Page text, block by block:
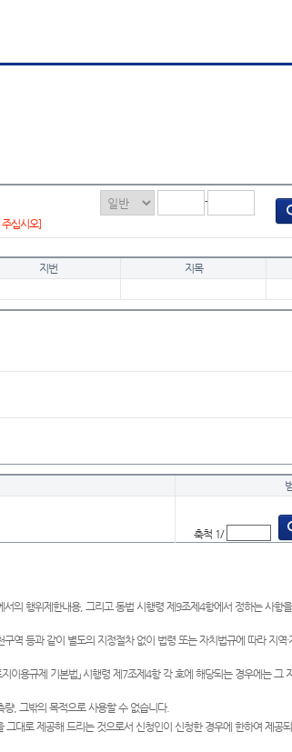
-
십시오]
지번 지목
축척 1/
서의 행위제한내용, 그리고 동법 시행령 제9조제4항에서 정하는 사항
역 등과 같이 별도의 지정절차 없이 법령 또는 자치법규에 따라 지역
이용규제 기본법」 시행령 제7조제4항 각 호에 해당되는 경우에는 그
, 그밖의 목적으로 사용할 수 없습니다.
대로 제공해 드리는 것으로서 신청인이 신청한 경우에 한하여 제공